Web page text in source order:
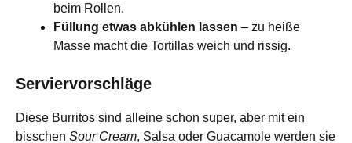
beim Rollen.
Füllung etwas abkühlen lassen – zu heiße
Masse macht die Tortillas weich und rissig.
Serviervorschläge
Diese Burritos sind alleine schon super, aber mit ein
bisschen Sour Cream, Salsa oder Guacamole werden sie